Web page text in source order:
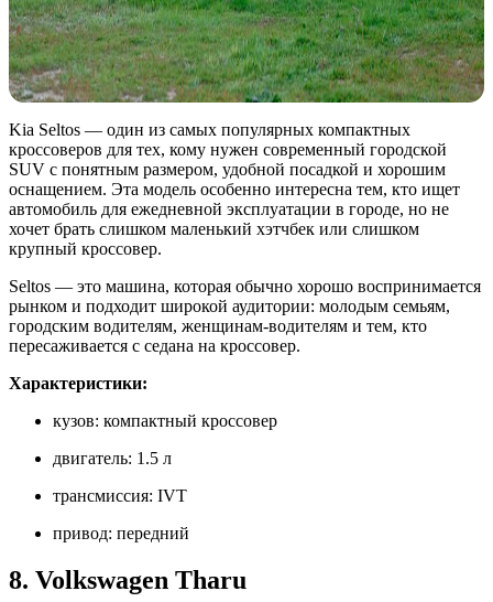
Kia Seltos — один из самых популярных компактных
кроссоверов для тех, кому нужен современный городской
SUV с понятным размером, удобной посадкой и хорошим
оснащением. Эта модель особенно интересна тем, кто ищет
автомобиль для ежедневной эксплуатации в городе, но не
хочет брать слишком маленький хэтчбек или слишком
крупный кроссовер.
Seltos — это машина, которая обычно хорошо воспринимается
рынком и подходит широкой аудитории: молодым семьям,
городским водителям, женщинам-водителям и тем, кто
пересаживается с седана на кроссовер.
Характеристики:
кузов: компактный кроссовер
двигатель: 1.5 л
трансмиссия: IVT
привод: передний
8. Volkswagen Tharu